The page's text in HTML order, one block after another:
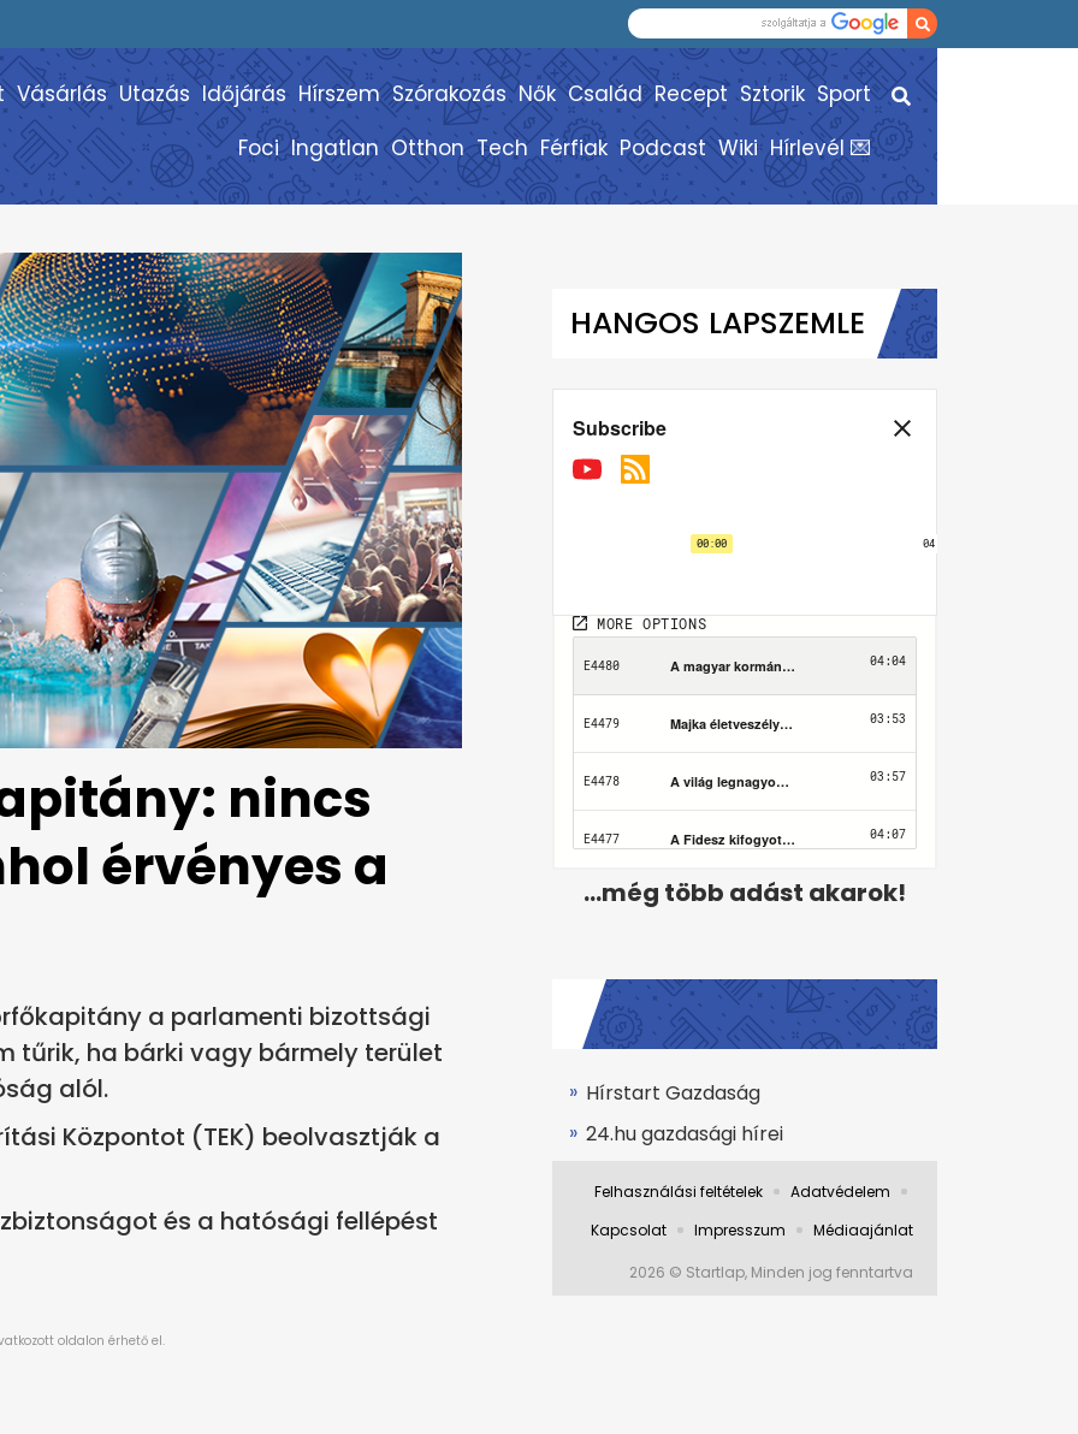
Vásárlás Utazás Időjárás Hírszem Szórakozás Nők Család Recept Sztorik Sport
Foci Ingatlan Otthon Tech Férfiak Podcast Wiki Hírlevél 💌
nincs
érvényes a
a parlamenti bizottsági
tűrik, ha bárki vagy bármely terület
alól.
Központot (TEK) beolvasztják a
és a hatósági fellépést
HANGOS LAPSZEMLE
...még több adást akarok!
Hírstart Gazdaság
24.hu gazdasági hírei
Felhasználási feltételek
Adatvédelem
Kapcsolat
Impresszum Médiaajánlat
2026 © Startlap, Minden jog fenntartva